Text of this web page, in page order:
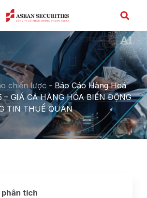
chiến lược - Báo Cáo Hàng Hoá
GIÁ CẢ HÀNG HÓA BIẾN ĐỘNG
TIN THUẾ QUAN
tích